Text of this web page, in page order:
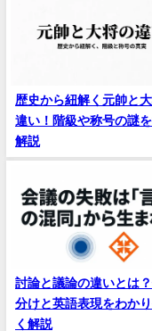
歴史から紐解く元帥と
違い！階級や称号の謎
解説
討論と議論の違いとは
分けと英語表現をわか
く解説